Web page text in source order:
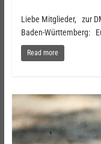
Liebe Mitglieder, zur
Baden-Württemberg:
Read more